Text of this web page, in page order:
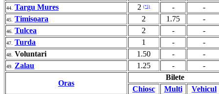
44. Targu Mures 2 (*1) - -
45. Timisoara 2 1.75 -
46. Tulcea 2 - -
47. Turda 1 - -
48. Voluntari 1.50 - -
49. Zalau 1.25 - -
Oras
Bilete
Chiosc
Multi
Vehicul